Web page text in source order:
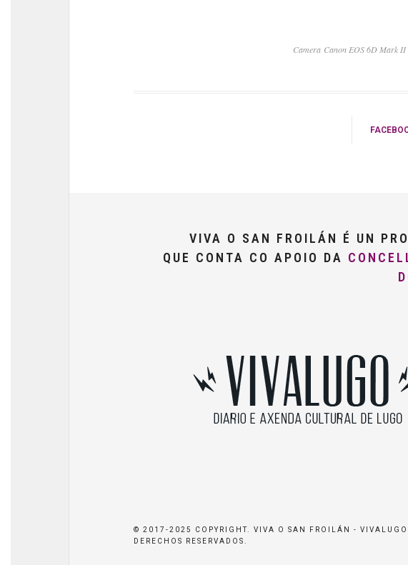
Camera Canon EOS 6D Mark II
VIVA O SAN FROILÁN É UN
QUE CONTA CO APOIO DA
© 2017-2025 COPYRIGHT. VIVA O SAN FROILÁN -
DERECHOS RESERVADOS.